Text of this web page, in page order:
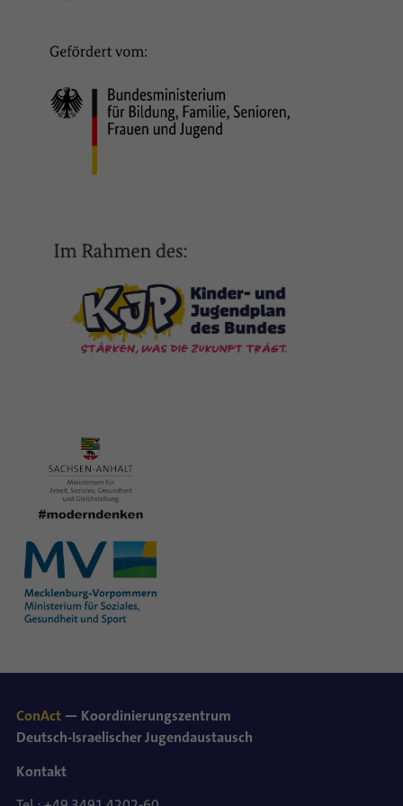
ConAct — Koordinierungszentrum
Deutsch-Israelischer Jugendaustausch
Kontakt